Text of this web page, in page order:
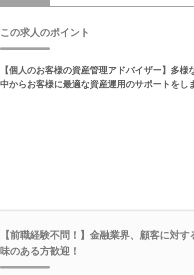
この求人のポイント
【個人のお客様の資産管理アドバイザー】多様
中からお客様に最適な資産運用のサポートをし
【前職経験不問！】金融業界、顧客に対
味のある方歓迎！